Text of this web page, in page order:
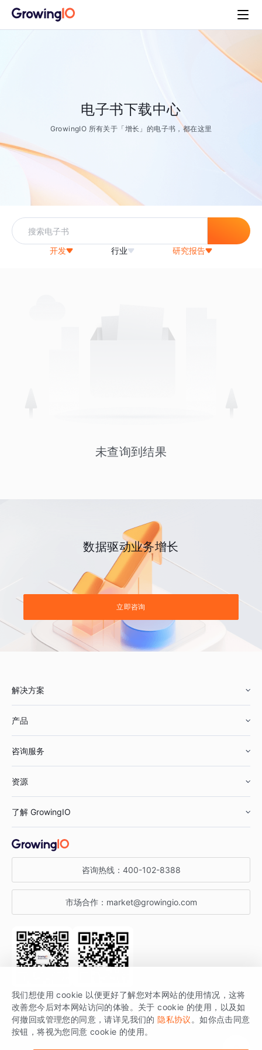
电子书下载中心
GrowingIO 所有关于「增长」的电子书，都在这里
开发 行业 研究报告
未查询到结果
数据驱动业务增长
立即咨询
解决方案
鞋服行业
汽车行业
金融行业
产品
智能运营
获客分析
咨询服务
资源
增长公开课
增长博客
开发者文档
SDK 文档
场景指南
了解 GrowingIO
关于 GrowingIO
增长大会
行业活动
咨询热线： 400-102-8388
市场合作： market@growingio.com
关注公众号 获取更多干货
GrowingIO 是专注于数据智能分析与增长的品牌，核心平台为 GrowingIO
分析云。
我们想使用 cookie 以便更好了解您对本网站的使用情况，这将
改善您今后对本网站访问的体验。关于 cookie 的使用，以及如
何撤回或管理您的同意，请详见我们的 隐私协议 。如你点击同意
按钮，将视为您同意 cookie 的使用。